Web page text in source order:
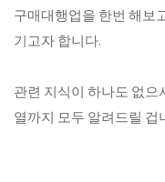
구매대행업을 한번 해보
기고자 합니다.
관련 지식이 하나도 없으
열까지 모두 알려드릴 겁